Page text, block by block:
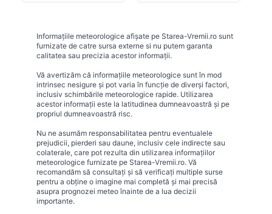
Informațiile meteorologice afișate pe Starea-Vremii.ro sunt
furnizate de catre sursa externe si nu putem garanta
calitatea sau precizia acestor informații.
Vă avertizăm că informațiile meteorologice sunt în mod
intrinsec nesigure și pot varia în funcție de diverși factori,
inclusiv schimbările meteorologice rapide. Utilizarea
acestor informații este la latitudinea dumneavoastră și pe
propriul dumneavoastră risc.
Nu ne asumăm responsabilitatea pentru eventualele
prejudicii, pierderi sau daune, inclusiv cele indirecte sau
colaterale, care pot rezulta din utilizarea informațiilor
meteorologice furnizate pe Starea-Vremii.ro. Vă
recomandăm să consultați și să verificați multiple surse
pentru a obține o imagine mai completă și mai precisă
asupra prognozei meteo înainte de a lua decizii
importante.